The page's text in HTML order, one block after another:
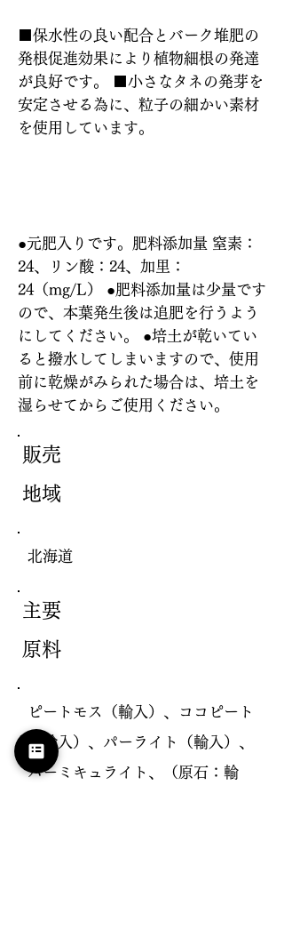
■保水性の良い配合とバーク堆肥の
発根促進効果により植物細根の発達
が良好です。 ■小さなタネの発芽を
安定させる為に、粒子の細かい素材
を使用しています。
●元肥入りです。肥料添加量 窒素：
24、リン酸：24、加里：
24（mg/L） ●肥料添加量は少量です
ので、本葉発生後は追肥を行うよう
にしてください。 ●培土が乾いてい
ると撥水してしまいますので、使用
前に乾燥がみられた場合は、培土を
湿らせてからご使用ください。
販売
地域
北海道
主要
原料
ピートモス（輸入）、ココピート
（輸入）、パーライト（輸入）、
バーミキュライト、（原石：輸